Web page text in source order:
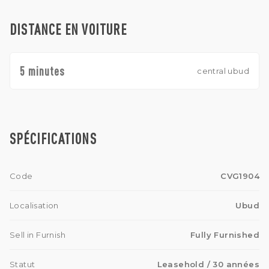
DISTANCE EN VOITURE
5 minutes central ubud
SPÉCIFICATIONS
Code CVG1904
Localisation Ubud
Sell in Furnish Fully Furnished
Statut Leasehold / 30 années